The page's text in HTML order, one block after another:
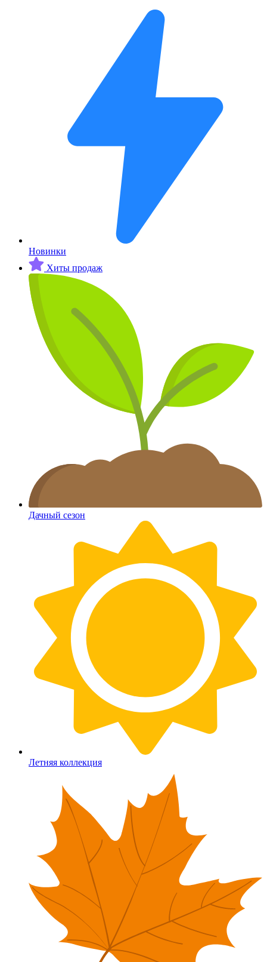
Новинки
Хиты продаж
Дачный сезон
Летняя коллекция